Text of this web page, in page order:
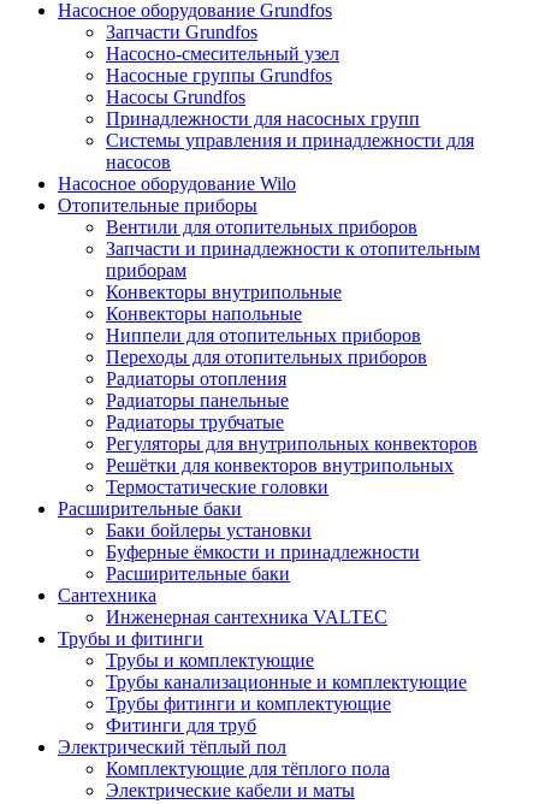
Насосное оборудование Grundfos
Запчасти Grundfos
Насосно-смесительный узел
Насосные группы Grundfos
Насосы Grundfos
Принадлежности для насосных групп
Системы управления и принадлежности для
насосов
Насосное оборудование Wilo
Отопительные приборы
Вентили для отопительных приборов
Запчасти и принадлежности к отопительным
приборам
Конвекторы внутрипольные
Конвекторы напольные
Ниппели для отопительных приборов
Переходы для отопительных приборов
Радиаторы отопления
Радиаторы панельные
Радиаторы трубчатые
Регуляторы для внутрипольных конвекторов
Решётки для конвекторов внутрипольных
Термостатические головки
Расширительные баки
Баки бойлеры установки
Буферные ёмкости и принадлежности
Расширительные баки
Сантехника
Инженерная сантехника VALTEC
Трубы и фитинги
Трубы и комплектующие
Трубы канализационные и комплектующие
Трубы фитинги и комплектующие
Фитинги для труб
Электрический тёплый пол
Комплектующие для тёплого пола
Электрические кабели и маты